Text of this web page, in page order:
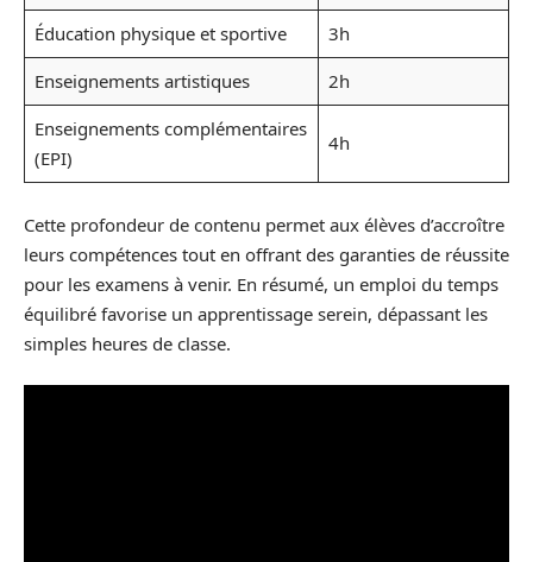
Éducation physique et sportive
3h
Enseignements artistiques
2h
Enseignements complémentaires
(EPI)
4h
Cette profondeur de contenu permet aux élèves d’accroître
leurs compétences tout en offrant des garanties de réussite
pour les examens à venir. En résumé, un emploi du temps
équilibré favorise un apprentissage serein, dépassant les
simples heures de classe.